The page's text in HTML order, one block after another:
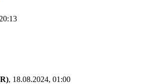
, 18.08.2024, 01:00